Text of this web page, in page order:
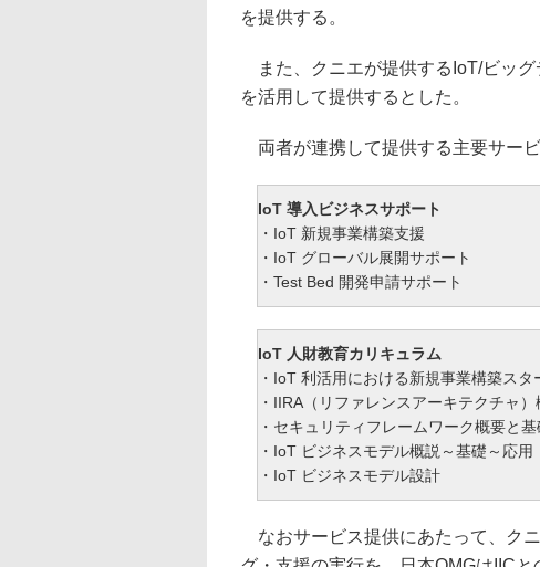
を提供する。
また、クニエが提供するIoT/ビッ
を活用して提供するとした。
両者が連携して提供する主要サービ
IoT 導入ビジネスサポート
・IoT 新規事業構築支援
・IoT グローバル展開サポート
・Test Bed 開発申請サポート
IoT 人財教育カリキュラム
・IoT 利活用における新規事業構築スタ
・IIRA（リファレンスアーキテクチャ
・セキュリティフレームワーク概要と基
・IoT ビジネスモデル概説～基礎～応用
・IoT ビジネスモデル設計
なおサービス提供にあたって、ク